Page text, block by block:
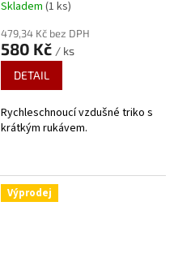
Skladem (1 ks)
479,34 Kč bez DPH
580 Kč / ks
DETAIL
Rychleschnoucí vzdušné triko s
krátkým rukávem.
Výprodej